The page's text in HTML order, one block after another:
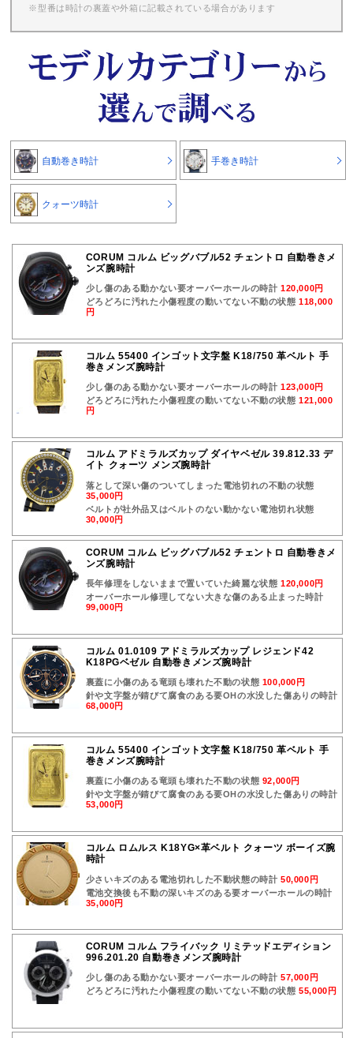
※型番は時計の裏蓋や外箱に記載されている場合があります
自動巻き時計 手巻き時計
クォーツ時計
CORUM コルム ビッグバブル52 チェントロ 自動巻きメ
ンズ腕時計
少し傷のある動かない要オーバーホールの時計120,000円
どろどろに汚れた小傷程度の動いてない不動の状態118,000
円
コルム 55400 インゴット文字盤 K18/750 革ベルト 手
巻きメンズ腕時計
少し傷のある動かない要オーバーホールの時計123,000円
どろどろに汚れた小傷程度の動いてない不動の状態121,000
円
コルム アドミラルズカップ ダイヤベゼル 39.812.33 デ
イト クォーツ メンズ腕時計
落として深い傷のついてしまった電池切れの不動の状態
35,000円
ベルトが社外品又はベルトのない動かない電池切れ状態
30,000円
CORUM コルム ビッグバブル52 チェントロ 自動巻きメ
ンズ腕時計
長年修理をしないままで置いていた綺麗な状態120,000円
オーバーホール修理してない大きな傷のある止まった時計
99,000円
コルム 01.0109 アドミラルズカップ レジェンド42
K18PGベゼル 自動巻きメンズ腕時計
裏蓋に小傷のある竜頭も壊れた不動の状態 100,000円
針や文字盤が錆びて腐食のある要OHの水没した傷ありの時計
68,000円
コルム 55400 インゴット文字盤 K18/750 革ベルト 手
巻きメンズ腕時計
裏蓋に小傷のある竜頭も壊れた不動の状態 92,000円
針や文字盤が錆びて腐食のある要OHの水没した傷ありの時計
53,000円
コルム ロムルス K18YG×革ベルト クォーツ ボーイズ腕
時計
少さいキズのある電池切れした不動状態の時計50,000円
電池交換後も不動の深いキズのある要オーバーホールの時計
35,000円
CORUM コルム フライバック リミテッドエディション
996.201.20 自動巻きメンズ腕時計
少し傷のある動かない要オーバーホールの時計57,000円
どろどろに汚れた小傷程度の動いてない不動の状態55,000円